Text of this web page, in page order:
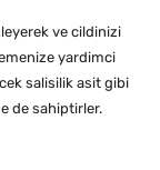
ve cildinizi
yardimci
salisilik asit gibi
de sahiptirler.